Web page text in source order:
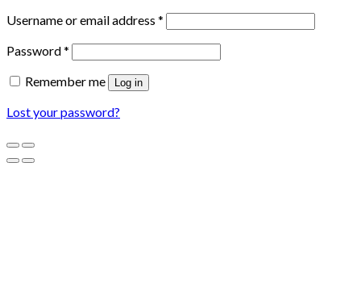
Username or email address *
Password*
Remember me
Log in
Lost your password?